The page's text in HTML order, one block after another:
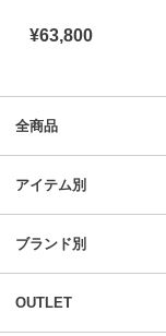
¥63,800
全商品
アイテム別
ブランド別
OUTLET